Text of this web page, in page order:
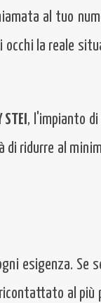
al tuo
la reale
STEI , l'impianto
di ridurre al
esigenza. Se
al più